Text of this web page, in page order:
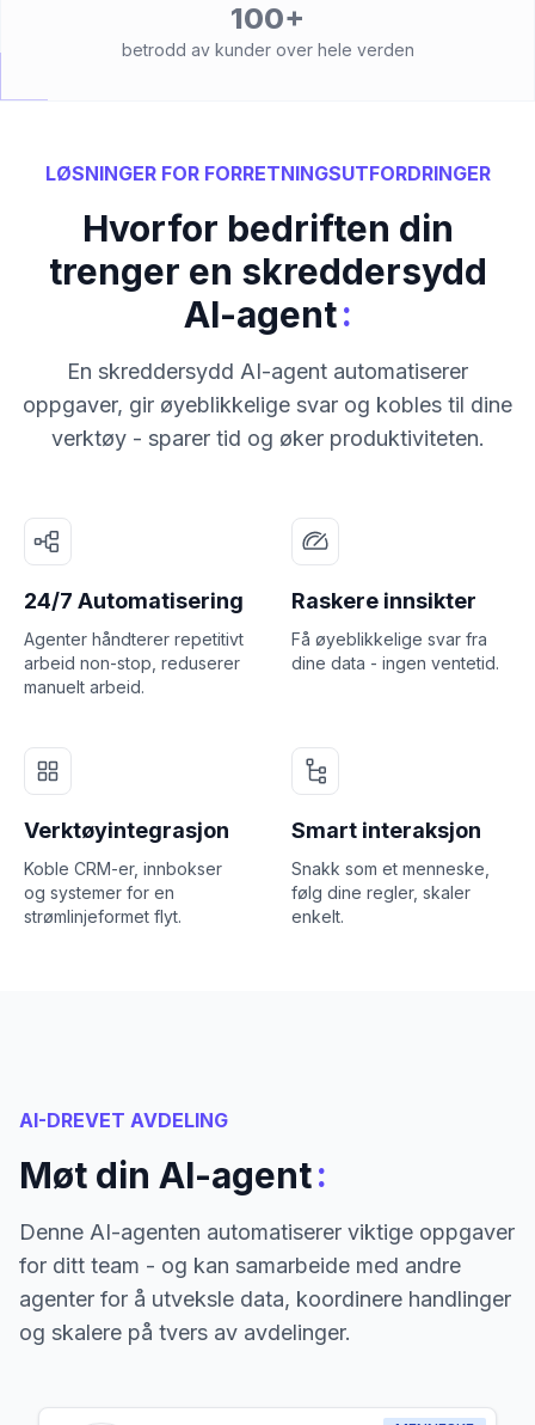
100+
betrodd av kunder over hele verden
LØSNINGER FOR FORRETNINGSUTFORDRINGER
Hvorfor bedriften din
trenger en skreddersydd
AI-agent:
En skreddersydd AI-agent automatiserer
oppgaver, gir øyeblikkelige svar og kobles til dine
verktøy - sparer tid og øker produktiviteten.
24/7 Automatisering
Agenter håndterer repetitivt
arbeid non-stop, reduserer
manuelt arbeid.
Raskere innsikter
Få øyeblikkelige svar fra
dine data - ingen ventetid.
Verktøyintegrasjon
Koble CRM-er, innbokser
og systemer for en
strømlinjeformet flyt.
Smart interaksjon
Snakk som et menneske,
følg dine regler, skaler
enkelt.
AI-DREVET AVDELING
Møt din AI-agent:
Denne AI-agenten automatiserer viktige oppgaver
for ditt team - og kan samarbeide med andre
agenter for å utveksle data, koordinere handlinger
og skalere på tvers av avdelinger.